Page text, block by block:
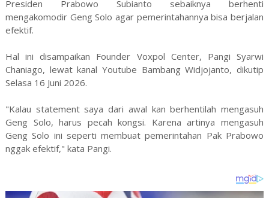
Presiden Prabowo Subianto sebaiknya berhenti
mengakomodir Geng Solo agar pemerintahannya bisa berjalan
efektif.
Hal ini disampaikan Founder Voxpol Center, Pangi Syarwi
Chaniago, lewat kanal Youtube Bambang Widjojanto, dikutip
Selasa 16 Juni 2026.
"Kalau statement saya dari awal kan berhentilah mengasuh
Geng Solo, harus pecah kongsi. Karena artinya mengasuh
Geng Solo ini seperti membuat pemerintahan Pak Prabowo
nggak efektif," kata Pangi.